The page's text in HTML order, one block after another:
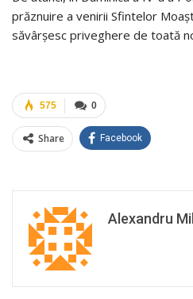
prăznuire a venirii Sfintelor
săvârşesc priveghere de toată
0
575
Share Facebook
Alexandru